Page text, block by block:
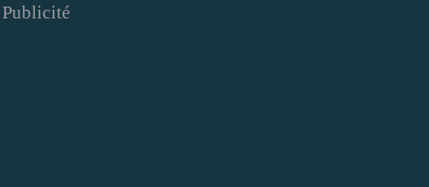
Publicité